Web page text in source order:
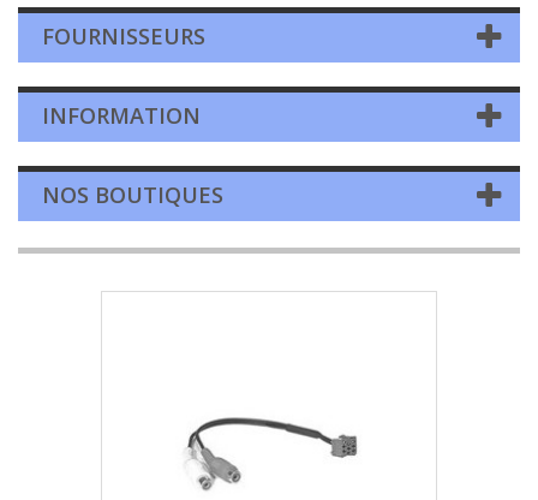
FOURNISSEURS
INFORMATION
NOS BOUTIQUES